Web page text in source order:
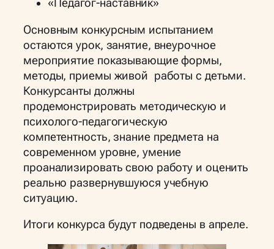
«Педагог-наставник»
Основным конкурсным испытанием
остаются урок, занятие, внеурочное
мероприятие показывающие формы,
методы, приемы живой работы с детьми.
Конкурсанты должны
продемонстрировать методическую и
психолого-педагогическую
компетентность, знание предмета на
современном уровне, умение
проанализировать свою работу и оценить
реально развернувшуюся учебную
ситуацию.
Итоги конкурса будут подведены в апреле.